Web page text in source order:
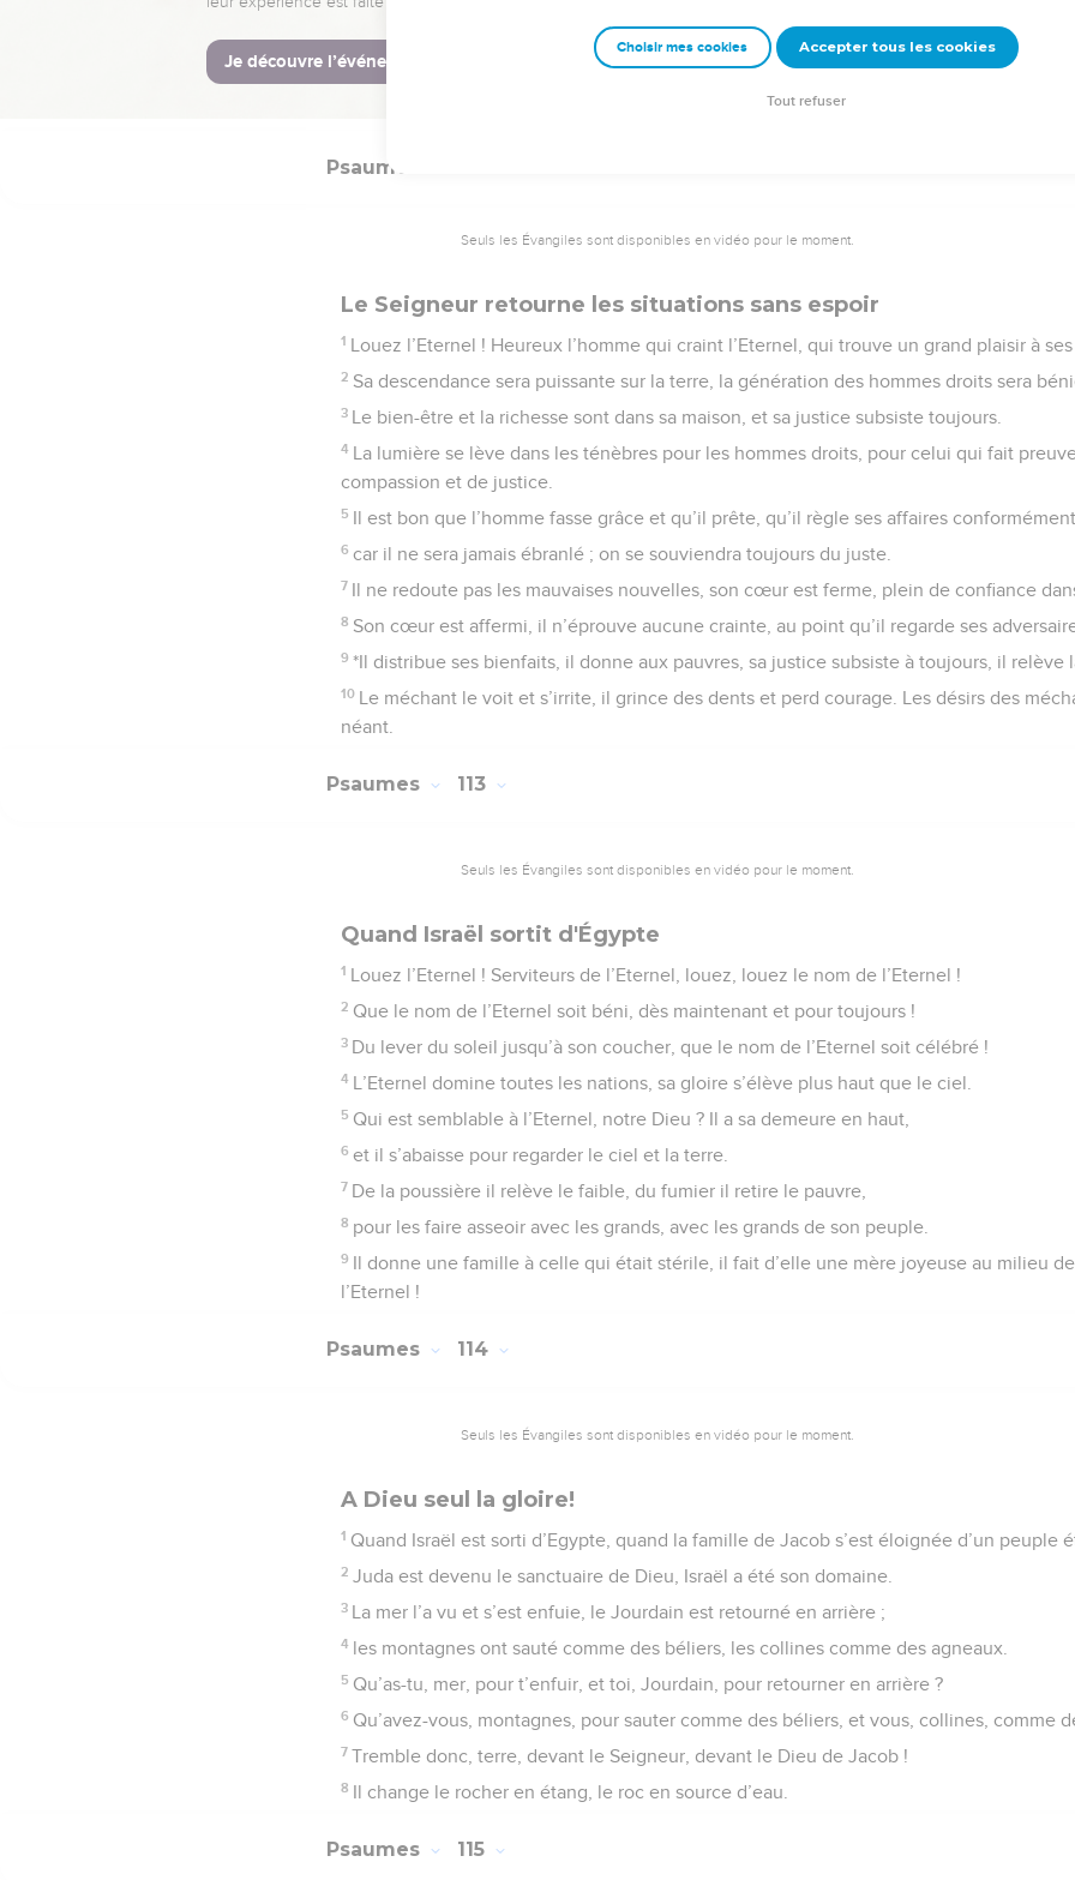
Il a envoyé la libération à son peuple, il a prescrit son alliance pour toujours ; son nom
10 La crainte de l’Eternel est le commencement de la sagesse. Tous ceux qui respectent
Psaumes
Seuls les Évangiles sont disponibles en vidéo pour le moment.
Le Seigneur retourne les situations sans espoir
1 Louez l’Eternel ! Heureux l’homme qui craint l’Eternel, qui trouve un grand plaisir à
2 Sa descendance sera puissante sur la terre, la génération des hommes droits sera
3 Le bien-être et la richesse sont dans sa maison, et sa justice subsiste toujours.
4 La lumière se lève dans les ténèbres pour les hommes droits, pour celui qui fait
compassion et de justice.
5 Il est bon que l’homme fasse grâce et qu’il prête, qu’il règle ses affaires
6 car il ne sera jamais ébranlé ; on se souviendra toujours du juste.
7 Il ne redoute pas les mauvaises nouvelles, son cœur est ferme, plein de confiance dans
8 Son cœur est affermi, il n’éprouve aucune crainte, au point qu’il regarde ses
9 *Il distribue ses bienfaits, il donne aux pauvres, sa justice subsiste à toujours, il relève
10 Le méchant le voit et s’irrite, il grince des dents et perd courage. Les désirs des
néant.
Psaumes 113
Seuls les Évangiles sont disponibles en vidéo pour le moment.
Quand Israël sortit d'Égypte
1 Louez l’Eternel ! Serviteurs de l’Eternel, louez, louez le nom de l’Eternel !
2 Que le nom de l’Eternel soit béni, dès maintenant et pour toujours !
3 Du lever du soleil jusqu’à son coucher, que le nom de l’Eternel soit célébré !
4 L’Eternel domine toutes les nations, sa gloire s’élève plus haut que le ciel.
5 Qui est semblable à l’Eternel, notre Dieu ? Il a sa demeure en haut,
6 et il s’abaisse pour regarder le ciel et la terre.
7 De la poussière il relève le faible, du fumier il retire le pauvre,
8 pour les faire asseoir avec les grands, avec les grands de son peuple.
9 Il donne une famille à celle qui était stérile, il fait d’elle une mère joyeuse au milieu
l’Eternel !
Psaumes 114
Seuls les Évangiles sont disponibles en vidéo pour le moment.
A Dieu seul la gloire!
1 Quand Israël est sorti d’Egypte, quand la famille de Jacob s’est éloignée d’un peuple
2 Juda est devenu le sanctuaire de Dieu, Israël a été son domaine.
3 La mer l’a vu et s’est enfuie, le Jourdain est retourné en arrière ;
4 les montagnes ont sauté comme des béliers, les collines comme des agneaux.
5 Qu’as-tu, mer, pour t’enfuir, et toi, Jourdain, pour retourner en arrière ?
6 Qu’avez-vous, montagnes, pour sauter comme des béliers, et vous, collines, comme
7 Tremble donc, terre, devant le Seigneur, devant le Dieu de Jacob !
8 Il change le rocher en étang, le roc en source d’eau.
Psaumes 115
Choisir mes cookies Accepter tous les cookies
Tout refuser